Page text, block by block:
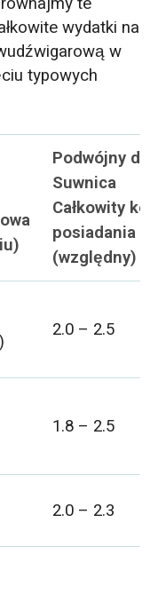
wydatki na
w
typowych
Podwójny
Suwnica
Całkowity
posiadania
(względny)
2.0 – 2.5
1.8 – 2.5
2.0 – 2.3